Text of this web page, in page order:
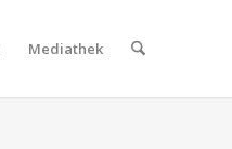
Mediathek